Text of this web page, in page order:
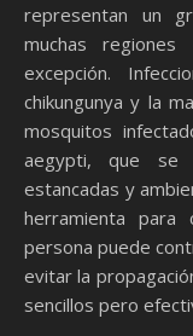
representan un
muchas
excepción.
chikungunya y la
mosquitos
aegypti, que se
estancadas y
herramienta para
persona puede
evitar la
sencillos pero